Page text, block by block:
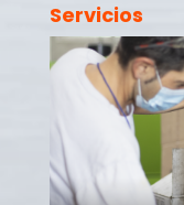
Servicios